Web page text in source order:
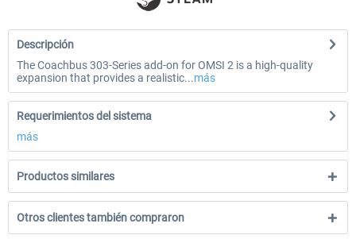
Descripción
The Coachbus 303-Series add-on for OMSI 2 is a high-quality
expansion that provides a realistic...más
Requerimientos del sistema
más
Productos similares
Otros clientes también compraron